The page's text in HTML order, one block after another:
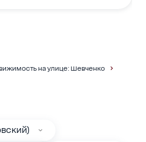
на улице: Шевченко